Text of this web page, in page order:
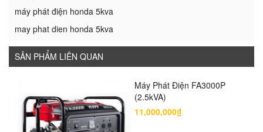
máy phát điện honda 5kva
may phat dien honda 5kva
SẢN PHẨM LIÊN QUAN
Máy Phát Điện FA3000P
(2.5kVA)
11,000,000₫